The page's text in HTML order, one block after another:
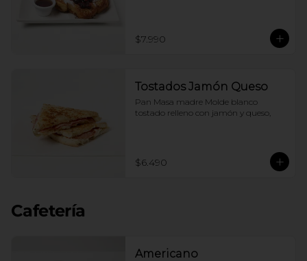
$7.990
Tostados Jamón Queso
Pan Masa madre Molde blanco
tostado relleno con jamón y queso,
$6.490
Cafetería
Americano